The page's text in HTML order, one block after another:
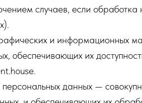
случаев, если обработка
и информационных
их
данных —